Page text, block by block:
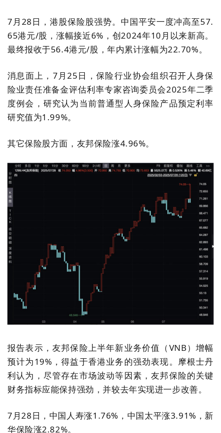
7月28日，港股保险股强势。中国平安一度冲高至57.
65港元/股，涨幅接近6%，创2024年10月以来新高。
最终报收于56.4港元/股，年内累计涨幅为22.70%。
消息面上，7月25日，保险行业协会组织召开人身保
险业责任准备金评估利率专家咨询委员会2025年二季
度例会，研究认为当前普通型人身保险产品预定利率
研究值为1.99%。
其它保险股方面，友邦保险涨4.96%。
报告表示，友邦保险上半年新业务价值（VNB）增幅
预计为19%，得益于香港业务的强劲表现。摩根士丹
利认为，尽管存在市场波动等因素，友邦保险的关键
财务指标应能保持强劲，并较去年实现进一步改善。
7月28日，中国人寿涨1.76%，中国太平涨3.91%，新
华保险涨2.82%。